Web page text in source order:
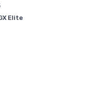
Elite